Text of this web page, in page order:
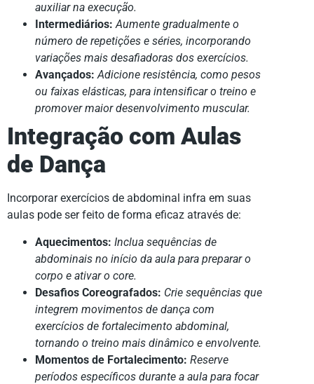
auxiliar na execução.
Intermediários: Aumente gradualmente o
número de repetições e séries, incorporando
variações mais desafiadoras dos exercícios.
Avançados: Adicione resistência, como pesos
ou faixas elásticas, para intensificar o treino e
promover maior desenvolvimento muscular.
Integração com Aulas
de Dança
Incorporar exercícios de abdominal infra em suas
aulas pode ser feito de forma eficaz através de:
Aquecimentos: Inclua sequências de
abdominais no início da aula para preparar o
corpo e ativar o core.
Desafios Coreografados: Crie sequências que
integrem movimentos de dança com
exercícios de fortalecimento abdominal,
tornando o treino mais dinâmico e envolvente.
Momentos de Fortalecimento: Reserve
períodos específicos durante a aula para focar